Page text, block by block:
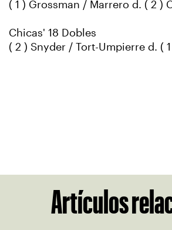
( 1 ) Grossman / Marrero d. ( 2 )
Chicas' 18 Dobles
( 2 ) Snyder / Tort-Umpierre d. (
Artículos